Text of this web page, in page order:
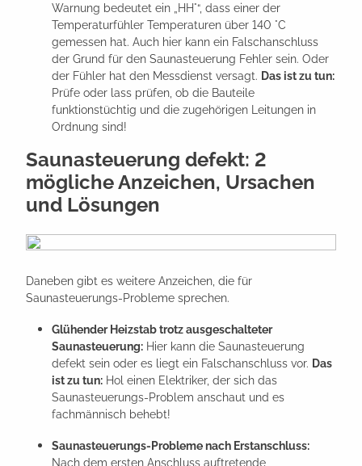
Warnung bedeutet ein „HH°“, dass einer der
Temperaturfühler Temperaturen über 140 °C
gemessen hat. Auch hier kann ein Falschanschluss
der Grund für den Saunasteuerung Fehler sein. Oder
der Fühler hat den Messdienst versagt. Das ist zu tun:
Prüfe oder lass prüfen, ob die Bauteile
funktionstüchtig und die zugehörigen Leitungen in
Ordnung sind!
Saunasteuerung defekt: 2
mögliche Anzeichen, Ursachen
und Lösungen
Daneben gibt es weitere Anzeichen, die für
Saunasteuerungs-Probleme sprechen.
Glühender Heizstab trotz ausgeschalteter
Saunasteuerung: Hier kann die Saunasteuerung
defekt sein oder es liegt ein Falschanschluss vor. Das
ist zu tun: Hol einen Elektriker, der sich das
Saunasteuerungs-Problem anschaut und es
fachmännisch behebt!
Saunasteuerungs-Probleme nach Erstanschluss:
Nach dem ersten Anschluss auftretende